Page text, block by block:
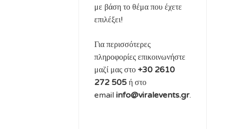
με βάση το θέμα που έχετε
επιλέξει!
Για περισσότερες
πληροφορίες επικοινωνήστε
μαζί μας στο +30 2610
272 505 ή στο
email info@viralevents.gr.